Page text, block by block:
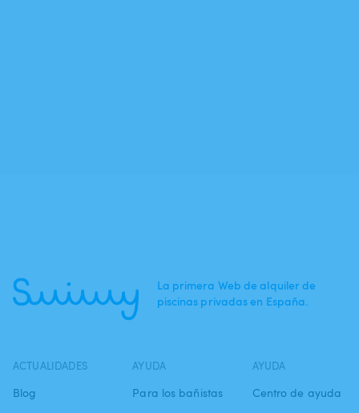
La primera Web de alquiler de
piscinas privadas en España.
ACTUALIDADES
Blog
AYUDA
Para los bañistas
AYUDA
Centro de ayuda